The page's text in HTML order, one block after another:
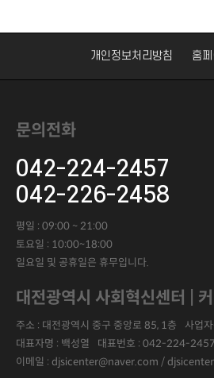
개인정보처리방침 홈
문의전화
042-224-2457
042-226-2458
평일 : 09:00 ~ 21:00
토요일 : 10:00~18:00
일요일 및 공휴일은 휴무입니다.
대전광역시 사회혁신센터 |
주소 : 대전광역시 중구 중앙로 85, 1층 사업
대표자명 : 백성열 대표번호 : 042-224-2457
이메일 : djsicenter@naver.com /